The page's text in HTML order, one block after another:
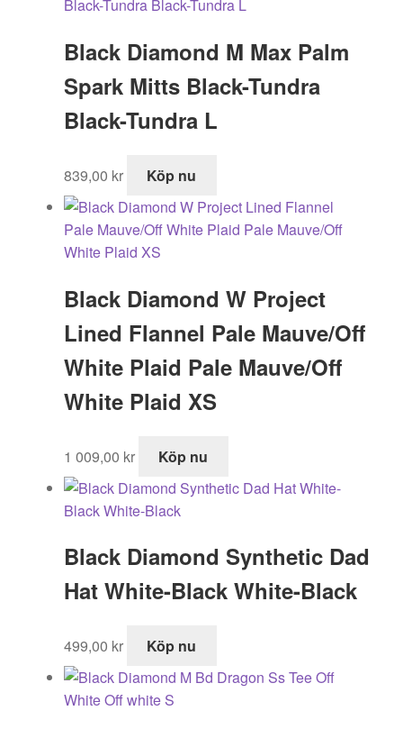
Black Diamond M Max Palm
Spark Mitts Black-Tundra
Black-Tundra L
839,00 kr Köp nu
Black Diamond W Project
Lined Flannel Pale Mauve/Off
White Plaid Pale Mauve/Off
White Plaid XS
1 009,00 kr Köp nu
Black Diamond Synthetic Dad
Hat White-Black White-Black
499,00 kr Köp nu